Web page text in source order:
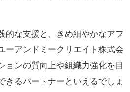
的な支援と、きめ細やかなアフ
ーアンドミークリエイト株式会
ョンの質向上や組織力強化を目
きるパートナーといえるでしょ